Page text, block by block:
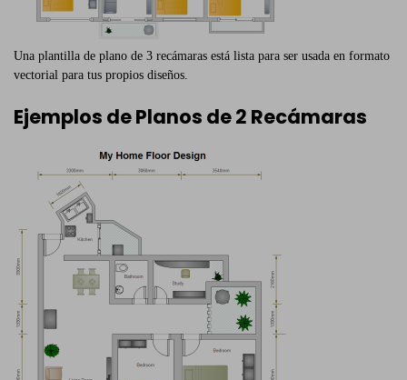
Una plantilla de plano de 3 recámaras está lista para ser usada en formato
vectorial para tus propios diseños.
Ejemplos de Planos de 2 Recámaras